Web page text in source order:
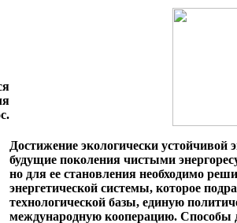
Достижение экологически устойчивой
будущие поколения чистыми
но для ее становления необходимо
энергетической системы, которое
технологической базы, единую
международную кооперацию. Способы